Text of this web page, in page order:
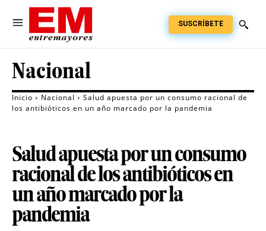
SUSCRÍBETE
Nacional
Inicio Nacional
Salud apuesta por un consumo racional de
los antibióticos en un año marcado por la pandemia
Salud apuesta por un consumo
racional de los antibióticos en
un año marcado por la
pandemia